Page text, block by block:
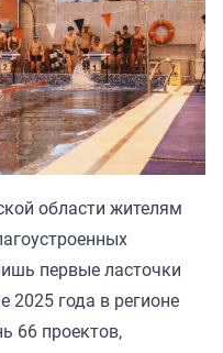
области жителям
первые ласточки
года в регионе
66 проектов,